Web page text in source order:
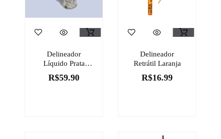
Delineador
Líquido Prata
Incêndio Harry
Potter Quem
R$59.90
Delineador
Retrátil Laranja
R$16.99